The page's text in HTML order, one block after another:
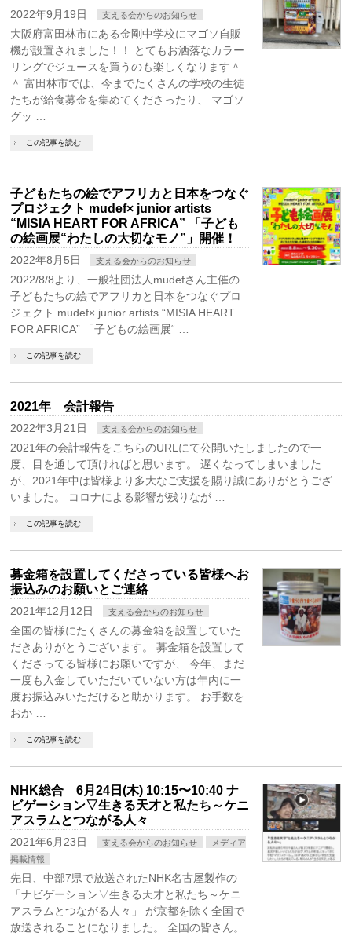
2022年9月19日 支える会からのお知らせ
大阪府富田林市にある金剛中学校にマゴソ自販
機が設置されました！！ とてもお洒落なカラー
リングでジュースを買うのも楽しくなります＾
＾ 富田林市では、今までたくさんの学校の生徒
たちが給食募金を集めてくださったり、 マゴソ
グッ …
この記事を読む
子どもたちの絵でアフリカと日本をつなぐ
プロジェクト mudef× junior artists
“MISIA HEART FOR AFRICA” 「子ども
の絵画展“わたしの大切なモノ”」開催！
2022年8月5日 支える会からのお知らせ
2022/8/8より、一般社団法人mudefさん主催の
子どもたちの絵でアフリカと日本をつなぐプロ
ジェクト mudef× junior artists “MISIA HEART
FOR AFRICA” 「子どもの絵画展“ …
この記事を読む
2021年 会計報告
2022年3月21日 支える会からのお知らせ
2021年の会計報告をこちらのURLにて公開いたしましたので一
度、目を通して頂ければと思います。 遅くなってしまいました
が、2021年中は皆様より多大なご支援を賜り誠にありがとうござ
いました。 コロナによる影響が残りなが …
この記事を読む
募金箱を設置してくださっている皆様へお
振込みのお願いとご連絡
2021年12月12日 支える会からのお知らせ
全国の皆様にたくさんの募金箱を設置していた
だきありがとうございます。 募金箱を設置して
くださってる皆様にお願いですが、 今年、まだ
一度も入金していただいていない方は年内に一
度お振込みいただけると助かります。 お手数を
おか …
この記事を読む
NHK総合 6月24日(木) 10:15〜10:40 ナ
ビゲーション▽生きる天才と私たち～ケニ
アスラムとつながる人々
2021年6月23日 支える会からのお知らせ
メディア
掲載情報
先日、中部7県で放送されたNHK名古屋製作の
「ナビゲーション▽生きる天才と私たち～ケニ
アスラムとつながる人々」 が京都を除く全国で
放送されることになりました。 全国の皆さん。